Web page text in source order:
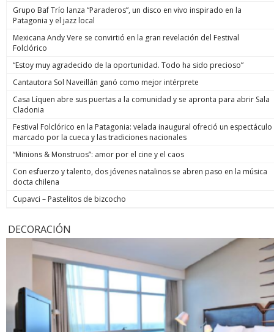
Grupo Baf Trío lanza “Paraderos”, un disco en vivo inspirado en la
Patagonia y el jazz local
Mexicana Andy Vere se convirtió en la gran revelación del Festival
Folclórico
“Estoy muy agradecido de la oportunidad. Todo ha sido precioso”
Cantautora Sol Naveillán ganó como mejor intérprete
Casa Líquen abre sus puertas a la comunidad y se apronta para abrir Sala
Cladonia
Festival Folclórico en la Patagonia: velada inaugural ofreció un espectáculo
marcado por la cueca y las tradiciones nacionales
“Minions & Monstruos”: amor por el cine y el caos
Con esfuerzo y talento, dos jóvenes natalinos se abren paso en la música
docta chilena
Cupavci – Pastelitos de bizcocho
DECORACIÓN